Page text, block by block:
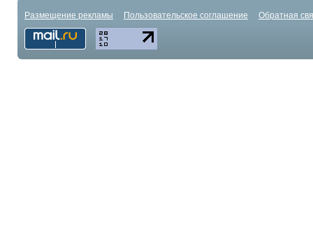
Размещение рекламы Пользовательское соглашение Обратная